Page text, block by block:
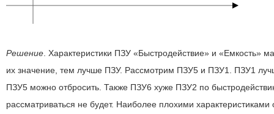
Решение . Характеристики ПЗУ Быстродействие и Емкость
их значение, тем лучше ПЗУ. Рассмотрим ПЗУ5 и ПЗУ1. ПЗУ1
ПЗУ5 можно отбросить. Также ПЗУ6 хуже ПЗУ2 по
рассматриваться не будет. Наиболее плохими